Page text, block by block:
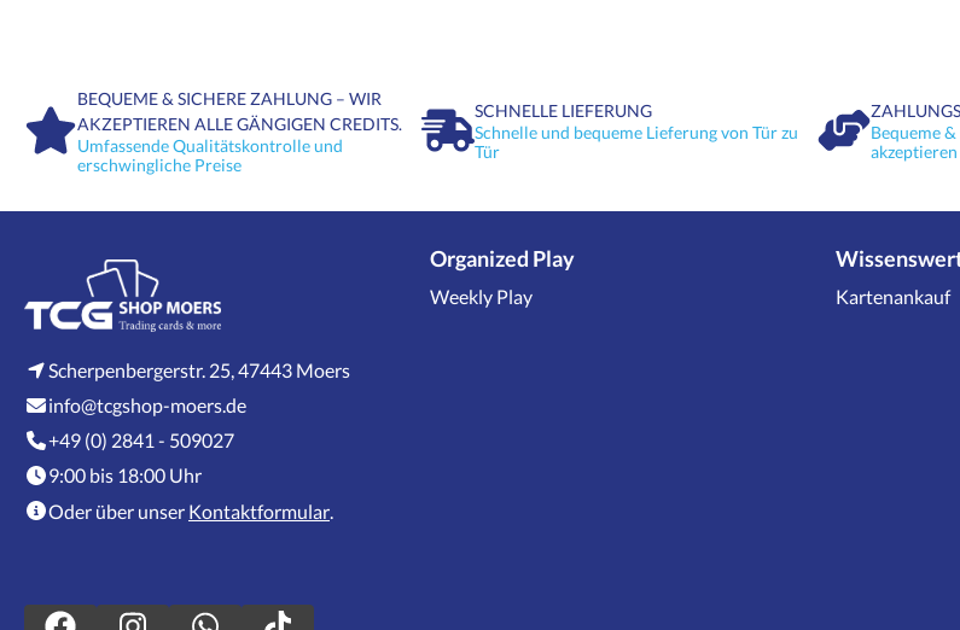
BEQUEME & SICHERE ZAHLUNG – WIR
AKZEPTIEREN ALLE GÄNGIGEN CREDITS.
Umfassende Qualitätskontrolle und
erschwingliche Preise
SCHNELLE LIEFERUNG
Schnelle und bequeme Lieferung von Tür zu
Tür
Bequeme
Scherpenbergerstr. 25, 47443 Moers
info@tcgshop-moers.de
+49 (0) 2841 - 509027
9:00 bis 18:00 Uhr
Oder über unser Kontaktformular
Organized Play
Weekly Play Kartenankauf